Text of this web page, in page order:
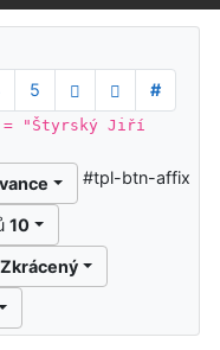
5
#
= "Štyrský Jiří
10
Zkrácený
#tpl-btn-affix